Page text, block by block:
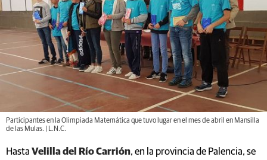
Participantes en la Olimpiada Matemática que tuvo lugar en el mes de abril en Mansilla
de las Mulas. | L.N.C.
Hasta Velilla del Río Carrión, en la provincia de Palencia, se